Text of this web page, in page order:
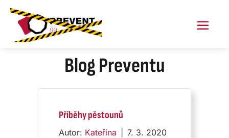
Skip
content
Blog Preventu
Příběhy pěstounů
Autor: Kateřina 7. 3. 2020